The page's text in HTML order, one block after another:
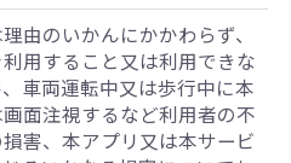
由のいかんにかかわらず、
用すること又は利用できな
車両運転中又は歩行中に本
面注視するなど利用者の不
害、本アプリ又は本サービ